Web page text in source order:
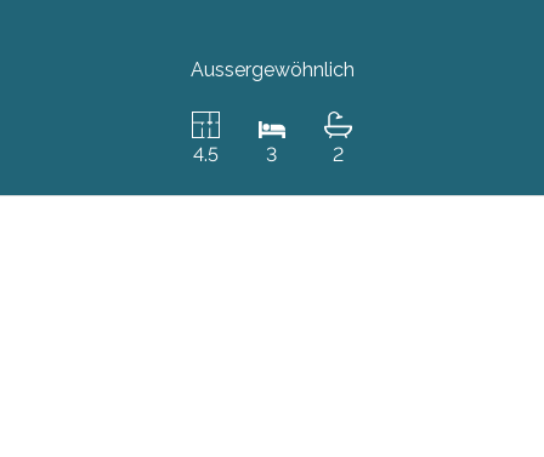
Aussergewöhnlich
4.5 3 2